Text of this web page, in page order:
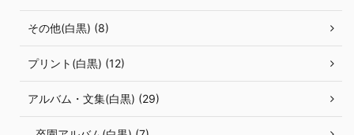
その他(白黒) (8)
プリント(白黒) (12)
アルバム・文集(白黒) (29)